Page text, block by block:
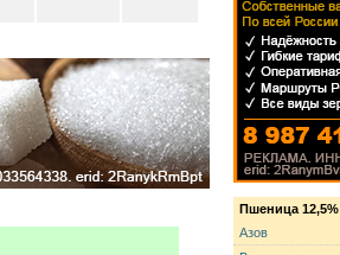
Пшеница 12,5%
Азов